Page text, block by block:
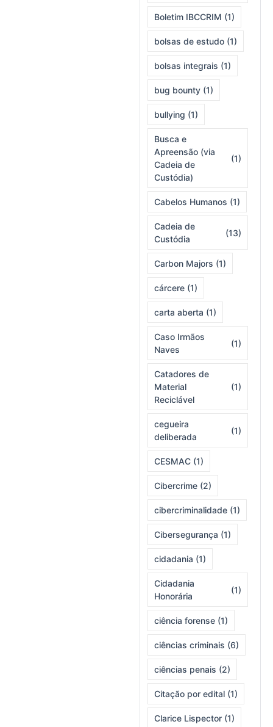
Boletim IBCCRIM (1)
bolsas de estudo (1)
bolsas integrais (1)
bug bounty (1)
bullying (1)
Busca e
Apreensão (via
Cadeia de
Custódia)
(1)
Cabelos Humanos (1)
Cadeia de
Custódia
(13)
Carbon Majors (1)
cárcere (1)
carta aberta (1)
Caso Irmãos
Naves
(1)
Catadores de
Material
Reciclável
(1)
cegueira
deliberada
(1)
CESMAC (1)
Cibercrime (2)
cibercriminalidade (1)
Cibersegurança (1)
cidadania (1)
Cidadania
Honorária
(1)
ciência forense (1)
ciências criminais (6)
ciências penais (2)
Citação por edital (1)
Clarice Lispector (1)